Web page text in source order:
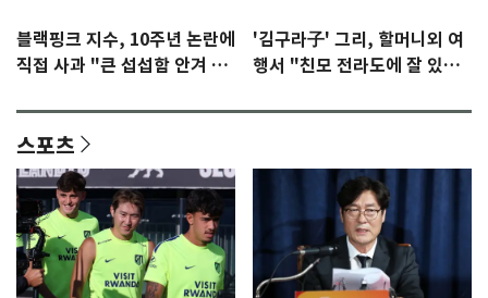
블랙핑크 지수, 10주년 논란에
직접 사과 "큰 섭섭함 안겨 미
'김구라子' 그리, 할머니외 여
행서 "친모 전라도에 잘 있
스포츠